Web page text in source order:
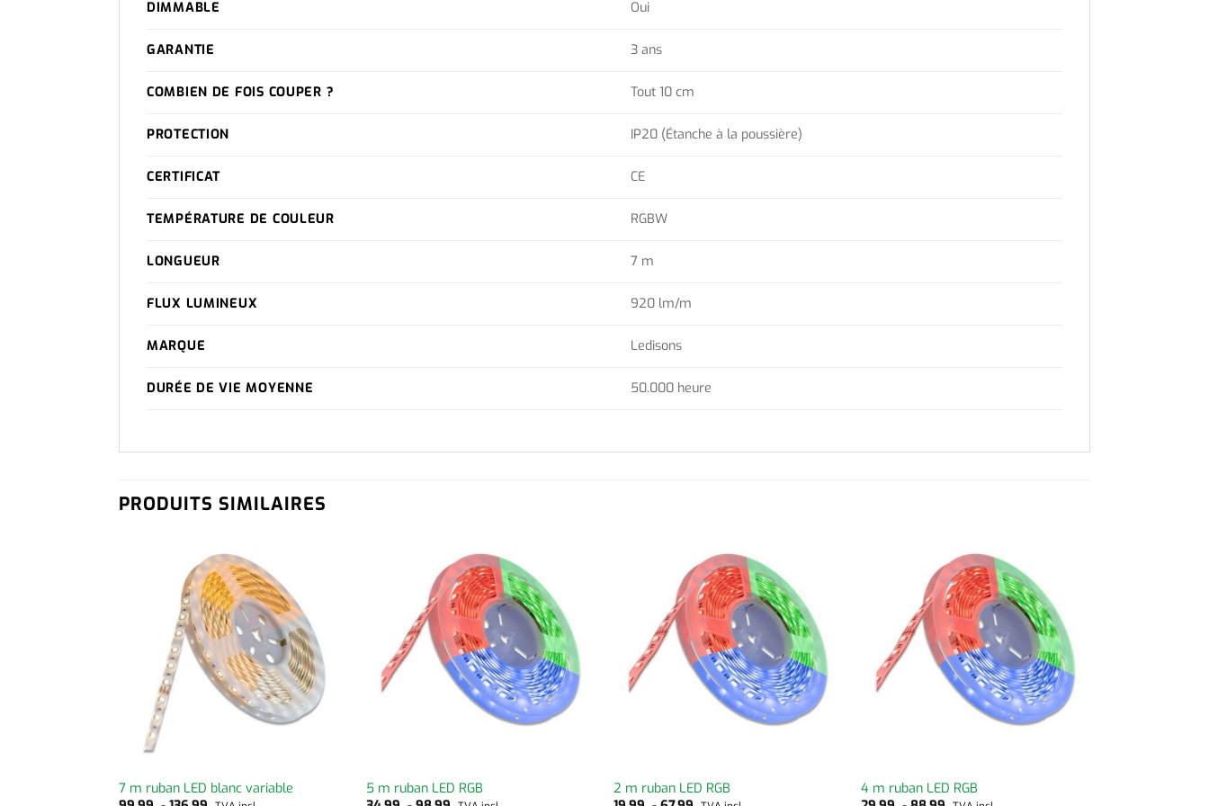
DIMMABLE Oui
GARANTIE 3 ans
COMBIEN DE FOIS COUPER ? Tout 10 cm
PROTECTION IP20 (Étanche à la poussière)
CERTIFICAT CE
TEMPÉRATURE DE COULEUR RGBW
LONGUEUR 7 m
FLUX LUMINEUX 920 lm/m
MARQUE Ledisons
DURÉE DE VIE MOYENNE 50.000 heure
PRODUITS SIMILAIRES
7 m ruban LED blanc variable
5 m ruban LED RGB
2 m ruban LED RGB
4 m ruban LED RGB